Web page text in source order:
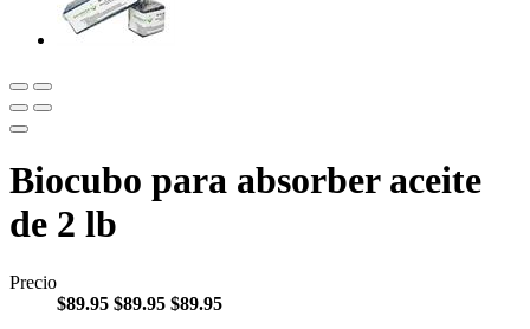
Biocubo para absorber aceite
de 2 lb
Precio
$89.95 $89.95 $89.95